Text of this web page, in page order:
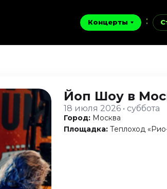
Концерты
Йоп Шоу в
18 июля 2026 • суббота
Город: Москва
Площадка: Теплоход